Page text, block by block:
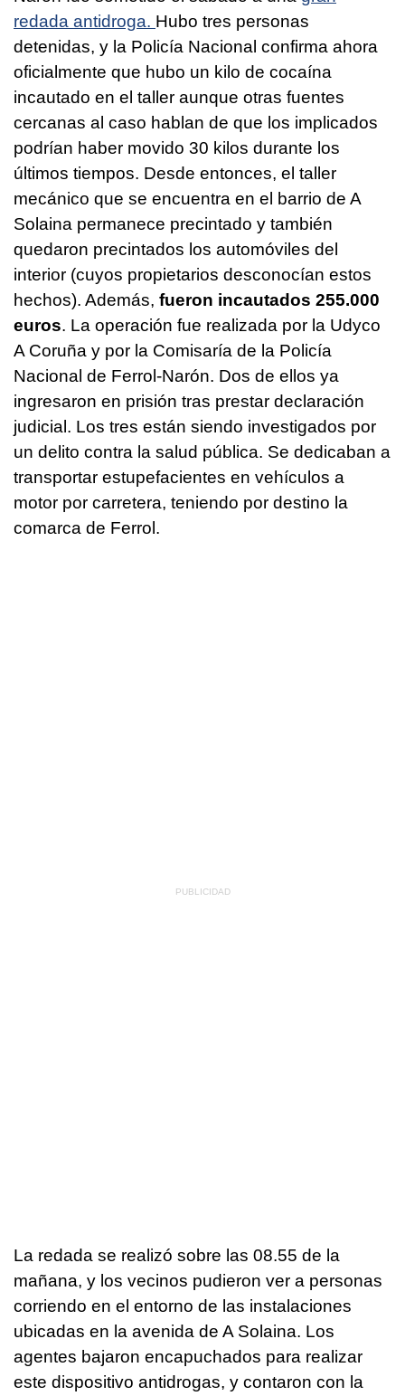
redada antidroga. Hubo tres personas
detenidas, y la Policía Nacional confirma ahora
oficialmente que hubo un kilo de cocaína
incautado en el taller aunque otras fuentes
cercanas al caso hablan de que los implicados
podrían haber movido 30 kilos durante los
últimos tiempos. Desde entonces, el taller
mecánico que se encuentra en el barrio de A
Solaina permanece precintado y también
quedaron precintados los automóviles del
interior (cuyos propietarios desconocían estos
hechos). Además, fueron incautados 255.000
euros. La operación fue realizada por la Udyco
A Coruña y por la Comisaría de la Policía
Nacional de Ferrol-Narón. Dos de ellos ya
ingresaron en prisión tras prestar declaración
judicial. Los tres están siendo investigados por
un delito contra la salud pública. Se dedicaban a
transportar estupefacientes en vehículos a
motor por carretera, teniendo por destino la
comarca de Ferrol.
La redada se realizó sobre las 08.55 de la
mañana, y los vecinos pudieron ver a personas
corriendo en el entorno de las instalaciones
ubicadas en la avenida de A Solaina. Los
agentes bajaron encapuchados para realizar
este dispositivo antidrogas, y contaron con la